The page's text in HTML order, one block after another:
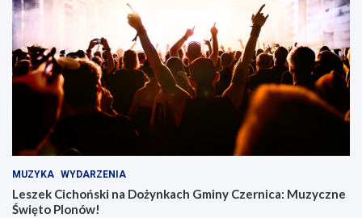
MUZYKA WYDARZENIA
Leszek Cichoński na Dożynkach Gminy Czernica: Muzyczne
Święto Plonów!